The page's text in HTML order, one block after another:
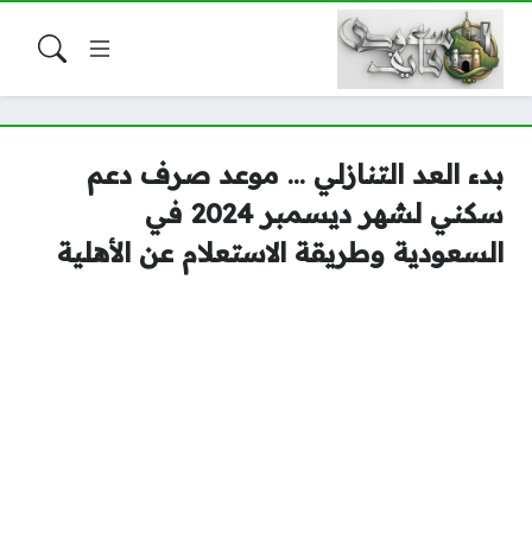
بدء العد التنازلي … موعد صرف دعم
سكني لشهر ديسمبر 2024 في
السعودية وطريقة الاستعلام عن الأهلية